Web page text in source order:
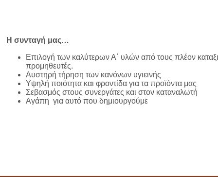
Η συνταγή μας…
Επιλογή των καλύτερων Α΄ υλών από τους πλέον
προμηθευτές.
Αυστηρή τήρηση των κανόνων υγιεινής
Υψηλή ποιότητα και φροντίδα για τα προϊόντα μας
Σεβασμός στους συνεργάτες και στον καταναλωτή
Αγάπη για αυτό που δημιουργούμε